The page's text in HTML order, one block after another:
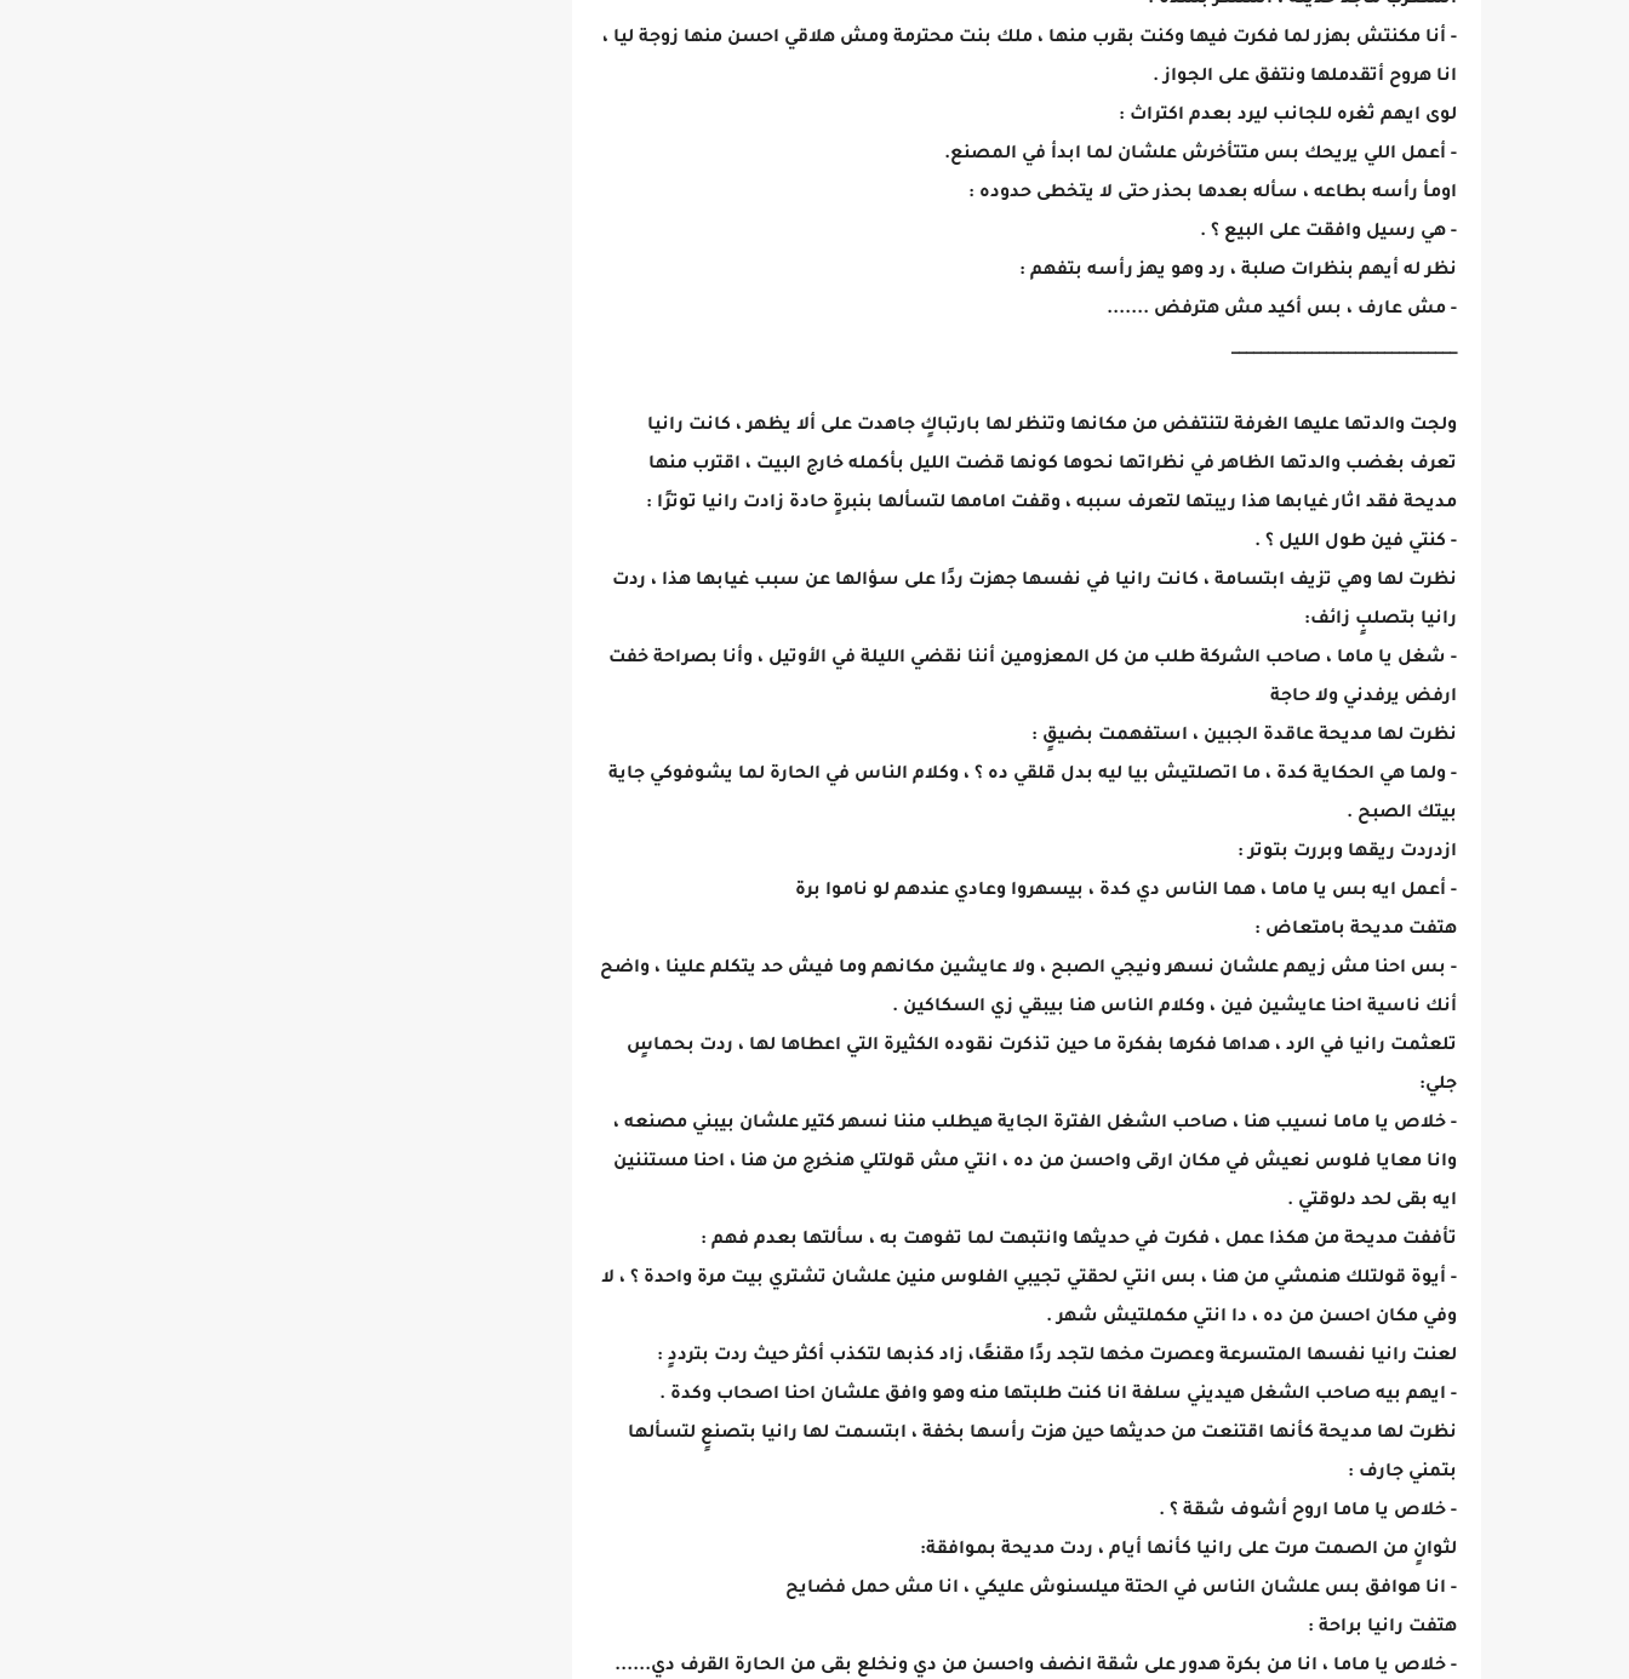
- أنا مكنتش بهزر لما فكرت فيها وكنت بقرب منها ، ملك بنت محترمة ومش هلاقي احسن منها زوجة ليا ،
انا هروح أتقدملها ونتفق على الجواز .
لوى ايهم ثغره للجانب ليرد بعدم اكتراث :
- أعمل اللي يريحك بس متتأخرش علشان لما ابدأ في المصنع.
اومأ رأسه بطاعه ، سأله بعدها بحذر حتى لا يتخطى حدوده :
- هي رسيل وافقت على البيع ؟ .
نظر له أيهم بنظرات صلبة ، رد وهو يهز رأسه بتفهم :
- مش عارف ، بس أكيد مش هترفض .......
_______________________________
ولجت والدتها عليها الغرفة لتنتفض من مكانها وتنظر لها بارتباكٍ جاهدت على ألا يظهر ، كانت رانيا
تعرف بغضب والدتها الظاهر في نظراتها نحوها كونها قضت الليل بأكمله خارج البيت ، اقترب منها
مديحة فقد اثار غيابها هذا ريبتها لتعرف سببه ، وقفت امامها لتسألها بنبرةٍ حادة زادت رانيا توترًا :
- كنتي فين طول الليل ؟ .
نظرت لها وهي تزيف ابتسامة ، كانت رانيا في نفسها جهزت ردًا على سؤالها عن سبب غيابها هذا ، ردت
رانيا بتصلبٍ زائف:
- شغل يا ماما ، صاحب الشركة طلب من كل المعزومين أننا نقضي الليلة في الأوتيل ، وأنا بصراحة خفت
ارفض يرفدني ولا حاجة
نظرت لها مديحة عاقدة الجبين ، استفهمت بضيقٍ :
- ولما هي الحكاية كدة ، ما اتصلتيش بيا ليه بدل قلقي ده ؟ ، وكلام الناس في الحارة لما يشوفوكي جاية
بيتك الصبح .
ازدردت ريقها وبررت بتوتر :
- أعمل ايه بس يا ماما ، هما الناس دي كدة ، بيسهروا وعادي عندهم لو ناموا برة
هتفت مديحة بامتعاض :
- بس احنا مش زيهم علشان نسهر ونيجي الصبح ، ولا عايشين مكانهم وما فيش حد يتكلم علينا ، واضح
أنك ناسية احنا عايشين فين ، وكلام الناس هنا بيبقي زي السكاكين .
تلعثمت رانيا في الرد ، هداها فكرها بفكرة ما حين تذكرت نقوده الكثيرة التي اعطاها لها ، ردت بحماسٍ
جلي:
- خلاص يا ماما نسيب هنا ، صاحب الشغل الفترة الجاية هيطلب مننا نسهر كتير علشان بيبني مصنعه ،
وانا معايا فلوس نعيش في مكان ارقى واحسن من ده ، انتي مش قولتلي هنخرج من هنا ، احنا مستننين
ايه بقى لحد دلوقتي .
تأففت مديحة من هكذا عمل ، فكرت في حديثها وانتبهت لما تفوهت به ، سألتها بعدم فهم :
- أيوة قولتلك هنمشي من هنا ، بس انتي لحقتي تجيبي الفلوس منين علشان تشتري بيت مرة واحدة ؟ ، لا
وفي مكان احسن من ده ، دا انتي مكملتيش شهر .
لعنت رانيا نفسها المتسرعة وعصرت مخها لتجد ردًا مقنعًا، زاد كذبها لتكذب أكثر حيث ردت بترددٍ :
- ايهم بيه صاحب الشغل هيديني سلفة انا كنت طلبتها منه وهو وافق علشان احنا اصحاب وكدة .
نظرت لها مديحة كأنها اقتنعت من حديثها حين هزت رأسها بخفة ، ابتسمت لها رانيا بتصنعٍ لتسألها
بتمني جارف :
- خلاص يا ماما اروح أشوف شقة ؟ .
لثوانٍ من الصمت مرت على رانيا كأنها أيام ، ردت مديحة بموافقة:
- انا هوافق بس علشان الناس في الحتة ميلسنوش عليكي ، انا مش حمل فضايح
هتفت رانيا براحة :
- خلاص يا ماما ، انا من بكرة هدور على شقة انضف واحسن من دي ونخلع بقى من الحارة القرف دي......